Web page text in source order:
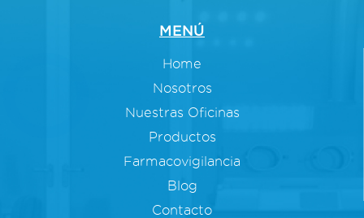
MENÚ
Home
Nosotros
Nuestras Oficinas
Productos
Farmacovigilancia
Blog
Contacto